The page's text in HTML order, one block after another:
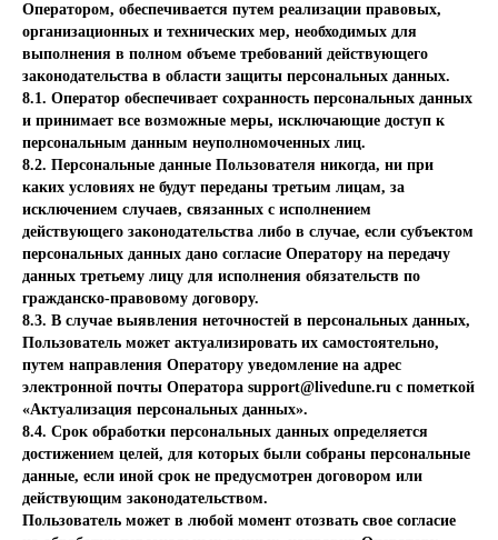
Оператором, обеспечивается путем реализации правовых,
организационных и технических мер, необходимых для
выполнения в полном объеме требований действующего
законодательства в области защиты персональных данных.
8.1. Оператор обеспечивает сохранность персональных данных
и принимает все возможные меры, исключающие доступ к
персональным данным неуполномоченных лиц.
8.2. Персональные данные Пользователя никогда, ни при
каких условиях не будут переданы третьим лицам, за
исключением случаев, связанных с исполнением
действующего законодательства либо в случае, если субъектом
персональных данных дано согласие Оператору на передачу
данных третьему лицу для исполнения обязательств по
гражданско-правовому договору.
8.3. В случае выявления неточностей в персональных данных,
Пользователь может актуализировать их самостоятельно,
путем направления Оператору уведомление на адрес
электронной почты Оператора support@livedune.ru с пометкой
«Актуализация персональных данных».
8.4. Срок обработки персональных данных определяется
достижением целей, для которых были собраны персональные
данные, если иной срок не предусмотрен договором или
действующим законодательством.
Пользователь может в любой момент отозвать свое согласие